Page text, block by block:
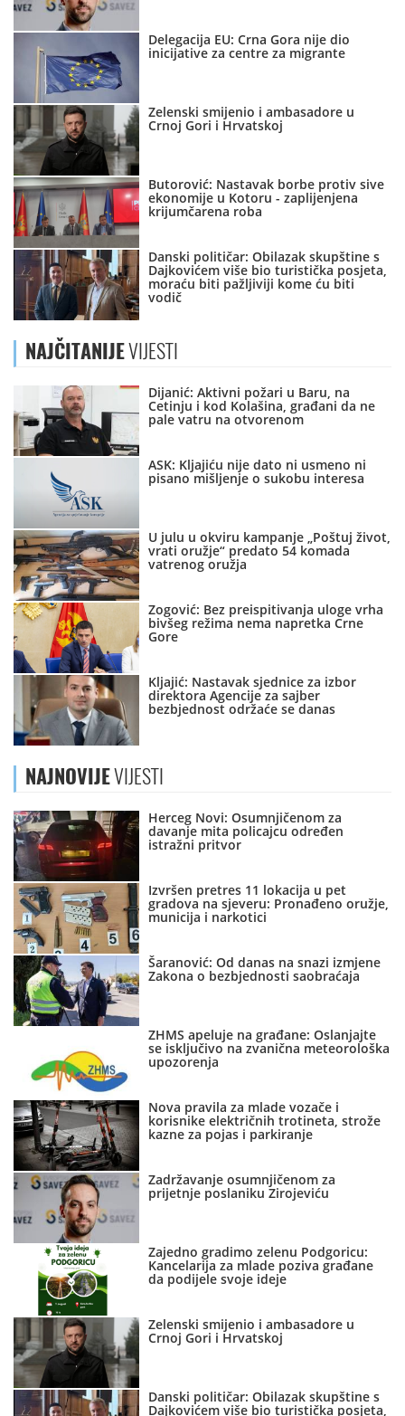
Delegacija EU: Crna Gora nije dio
inicijative za centre za migrante
Zelenski smijenio i ambasadore u
Crnoj Gori i Hrvatskoj
Butorović: Nastavak borbe protiv sive
ekonomije u Kotoru - zaplijenjena
krijumčarena roba
Danski političar: Obilazak skupštine s
Dajkovićem više bio turistička posjeta,
moraću biti pažljiviji kome ću biti
vodič
NAJČITANIJEVIJESTI
Dijanić: Aktivni požari u Baru, na
Cetinju i kod Kolašina, građani da ne
pale vatru na otvorenom
ASK: Kljajiću nije dato ni usmeno ni
pisano mišljenje o sukobu interesa
U julu u okviru kampanje „Poštuj život,
vrati oružje“ predato 54 komada
vatrenog oružja
Zogović: Bez preispitivanja uloge vrha
bivšeg režima nema napretka Crne
Gore
Kljajić: Nastavak sjednice za izbor
direktora Agencije za sajber
bezbjednost održaće se danas
NAJNOVIJEVIJESTI
Herceg Novi: Osumnjičenom za
davanje mita policajcu određen
istražni pritvor
Izvršen pretres 11 lokacija u pet
gradova na sjeveru: Pronađeno oružje,
municija i narkotici
Šaranović: Od danas na snazi izmjene
Zakona o bezbjednosti saobraćaja
ZHMS apeluje na građane: Oslanjajte
se isključivo na zvanična meteorološka
upozorenja
Nova pravila za mlade vozače i
korisnike električnih trotineta, strože
kazne za pojas i parkiranje
Zadržavanje osumnjičenom za
prijetnje poslaniku Zirojeviću
Zajedno gradimo zelenu Podgoricu:
Kancelarija za mlade poziva građane
da podijele svoje ideje
Zelenski smijenio i ambasadore u
Crnoj Gori i Hrvatskoj
Danski političar: Obilazak skupštine s
Dajkovićem više bio turistička posjeta,